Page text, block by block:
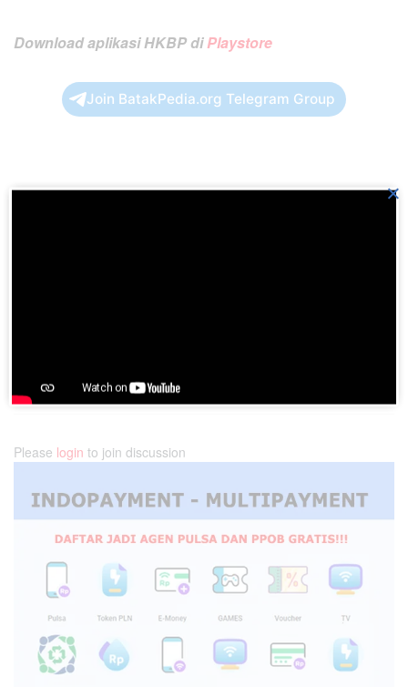
Download aplikasi HKBP diPlaystore
Join BatakPedia.org Telegram Group
Please login to join discussion
×